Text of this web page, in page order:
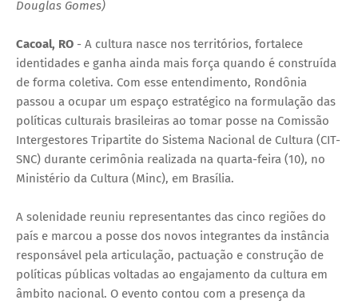
Douglas Gomes)
Cacoal, RO - A cultura nasce nos territórios, fortalece
identidades e ganha ainda mais força quando é construída
de forma coletiva. Com esse entendimento, Rondônia
passou a ocupar um espaço estratégico na formulação das
políticas culturais brasileiras ao tomar posse na Comissão
Intergestores Tripartite do Sistema Nacional de Cultura (CIT-
SNC) durante cerimônia realizada na quarta-feira (10), no
Ministério da Cultura (Minc), em Brasília.
A solenidade reuniu representantes das cinco regiões do
país e marcou a posse dos novos integrantes da instância
responsável pela articulação, pactuação e construção de
políticas públicas voltadas ao engajamento da cultura em
âmbito nacional. O evento contou com a presença da